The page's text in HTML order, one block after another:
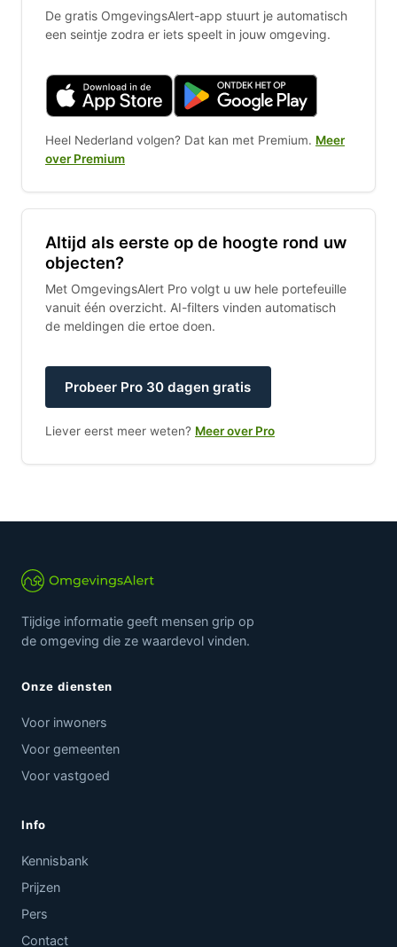
De gratis OmgevingsAlert-app stuurt je automatisch
een seintje zodra er iets speelt in jouw omgeving.
Heel Nederland volgen? Dat kan met Premium. Meer
over Premium
Altijd als eerste op de hoogte rond uw
objecten?
Met OmgevingsAlert Pro volgt u uw hele portefeuille
vanuit één overzicht. AI-filters vinden automatisch
de meldingen die ertoe doen.
Probeer Pro 30 dagen gratis
Liever eerst meer weten? Meer over Pro
Tijdige informatie geeft mensen grip op
de omgeving die ze waardevol vinden.
Onze diensten
Voor inwoners
Voor gemeenten
Voor vastgoed
Info
Kennisbank
Prijzen
Pers
Contact